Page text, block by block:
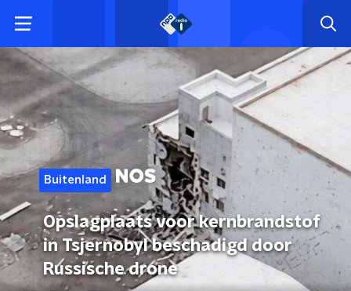
Buitenland
Opslagplaats voor kernbrandstof
in Tsjernobyl beschadigd door
Russische drone